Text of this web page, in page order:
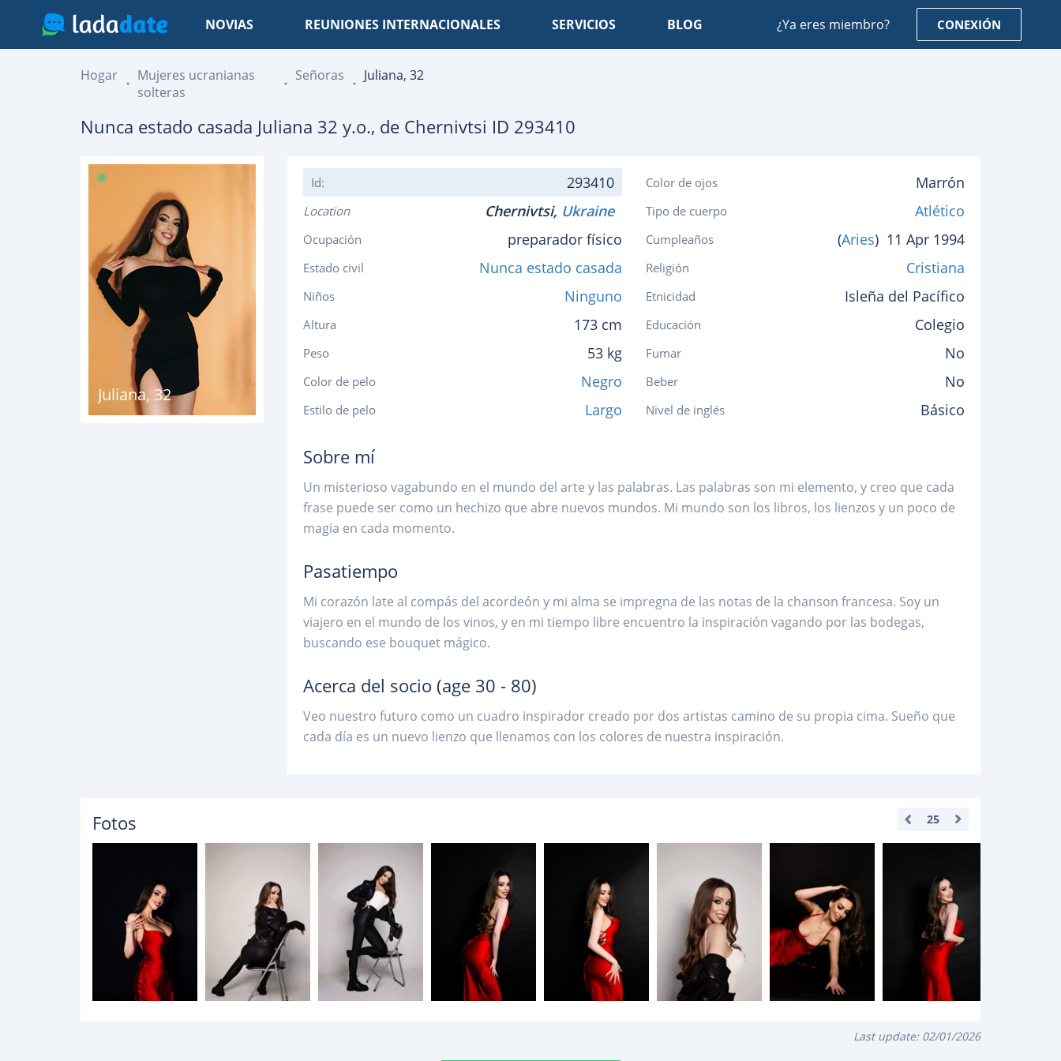
NOVIAS REUNIONES INTERNACIONALES SERVICIOS BLOG ¿Ya eres miembro? CONEXIÓN
Hogar
Mujeres ucranianas
solteras
Señoras Juliana, 32
Nunca estado casada Juliana 32 y.o., de Chernivtsi ID 293410
Juliana, 32
Id: 293410
Location Chernivtsi, Ukraine
Ocupación preparador físico
Estado civil Nunca estado casada
Niños Ninguno
Altura 173 cm
Peso 53 kg
Color de pelo Negro
Estilo de pelo Largo
Color de ojos Marrón
Tipo de cuerpo Atlético
Cumpleaños (Aries) 11 Apr 1994
Religión Cristiana
Etnicidad Isleña del Pacífico
Educación Colegio
Fumar No
Beber No
Nivel de inglés Básico
Sobre mí
Un misterioso vagabundo en el mundo del arte y las palabras. Las palabras son mi elemento, y creo que cada
frase puede ser como un hechizo que abre nuevos mundos. Mi mundo son los libros, los lienzos y un poco de
magia en cada momento.
Pasatiempo
Mi corazón late al compás del acordeón y mi alma se impregna de las notas de la chanson francesa. Soy un
viajero en el mundo de los vinos, y en mi tiempo libre encuentro la inspiración vagando por las bodegas,
buscando ese bouquet mágico.
Acerca del socio (age 30 - 80)
Veo nuestro futuro como un cuadro inspirador creado por dos artistas camino de su propia cima. Sueño que
cada día es un nuevo lienzo que llenamos con los colores de nuestra inspiración.
Fotos 25
Last update: 02/01/2026